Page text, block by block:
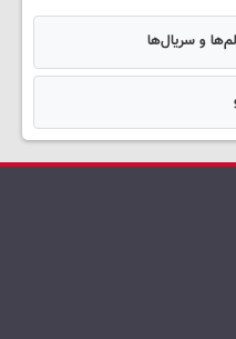
و سریال‌ها